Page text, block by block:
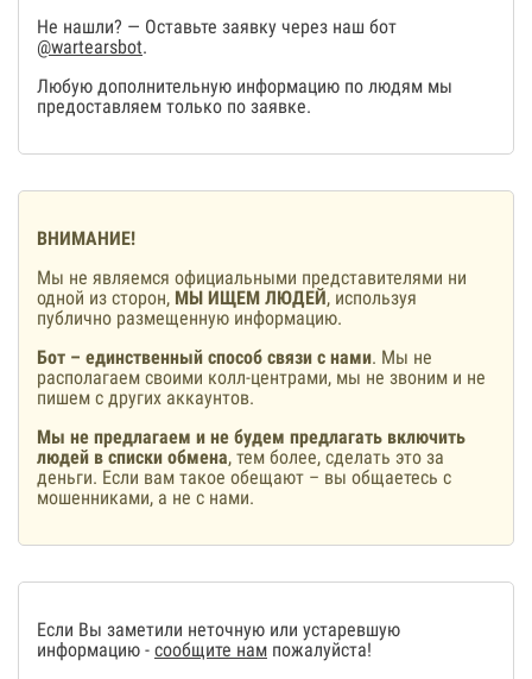
Не нашли? — Оставьте заявку через наш бот
@wartearsbot.
Любую дополнительную информацию по людям мы
предоставляем только по заявке.
ВНИМАНИЕ!
Мы не являемся официальными представителями ни
одной из сторон, МЫ ИЩЕМ ЛЮДЕЙ, используя
публично размещенную информацию.
Бот – единственный способ связи с нами. Мы не
располагаем своими колл-центрами, мы не звоним и не
пишем с других аккаунтов.
Мы не предлагаем и не будем предлагать включить
людей в списки обмена, тем более, сделать это за
деньги. Если вам такое обещают – вы общаетесь с
мошенниками, а не с нами.
Если Вы заметили неточную или устаревшую
информацию - сообщите нам пожалуйста!